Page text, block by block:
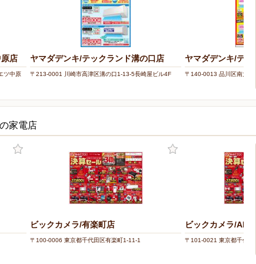
店
ツ中原
ヤマダデンキ/テックランド溝の口店
〒213-0001 川崎市高津区溝の口1-13-5長崎屋ビル4F
ヤマダデンキ/テッ
〒140-0013 品川区南大井
家電店
ビックカメラ/有楽町店
〒100-0006 東京都千代田区有楽町1-11-1
ビックカメラ/
〒101-0021 東京都千代田